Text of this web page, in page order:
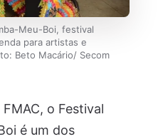
Meu-Boi, festival
para artistas e
Beto Macário/ Secom
o Festival
é um dos